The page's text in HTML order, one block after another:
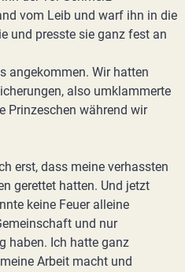
vom Leib und warf ihn in die
und presste sie ganz fest an
angekommen. Wir hatten
also umklammerte
Prinzeschen während wir
erst, dass meine verhassten
gerettet hatten. Und jetzt
keine Feuer alleine
und nur
haben. Ich hatte ganz
Arbeit macht und